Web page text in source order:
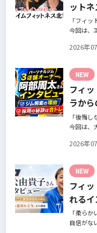
ット
「フィッ
今回は、
について
はそのス
を語って
2026年
NEW
フィ
ラか
「後悔し
今回は、
の阿部周
2026年
NEW
フィ
れるイ
「柔ら
自信がな